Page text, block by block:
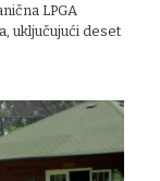
LPGA
uključujući deset